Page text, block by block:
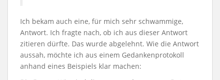
Ich bekam auch eine, für mich sehr schwammige,
Antwort. Ich fragte nach, ob ich aus dieser Antwort
zitieren dürfte. Das wurde abgelehnt. Wie die Antwort
aussah, möchte ich aus einem Gedankenprotokoll
anhand eines Beispiels klar machen: